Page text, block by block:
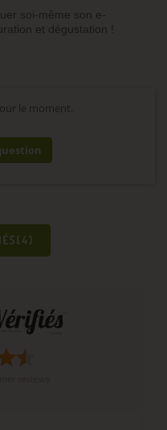
soi-même son e-
et dégustation !
le moment.